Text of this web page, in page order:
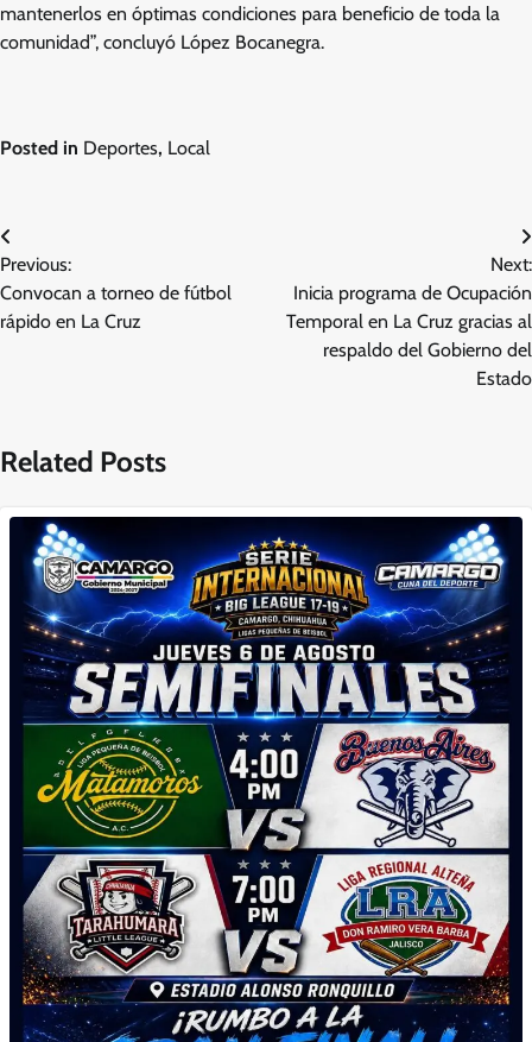
mantenerlos en óptimas condiciones para beneficio de toda la
comunidad”, concluyó López Bocanegra.
Posted in Deportes, Local
Navegación
de
entradas
Previous:
Convocan a torneo de fútbol
rápido en La Cruz
Next:
Inicia programa de Ocupación
Temporal en La Cruz gracias al
respaldo del Gobierno del
Estado
Related Posts